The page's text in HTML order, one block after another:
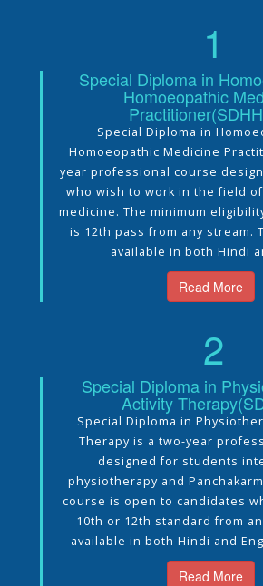
1
Special Diploma in
Homoeopathic
Special Diploma in
Homoeopathic Medicine
year professional course
who wish to work in the field
medicine. The minimum
is 12th pass from any stream.
available in both Hindi
Read More
2
Special Diploma in
Activity
Special Diploma in
Therapy is a two-year
designed for students
physiotherapy and
course is open to candidates
10th or 12th standard from
available in both Hindi and
Read More